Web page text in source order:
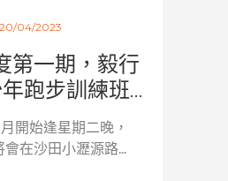
20/04/2023
第一期，毅行
跑步訓練班...
開始逢星期二晚，
在沙田小瀝源路...